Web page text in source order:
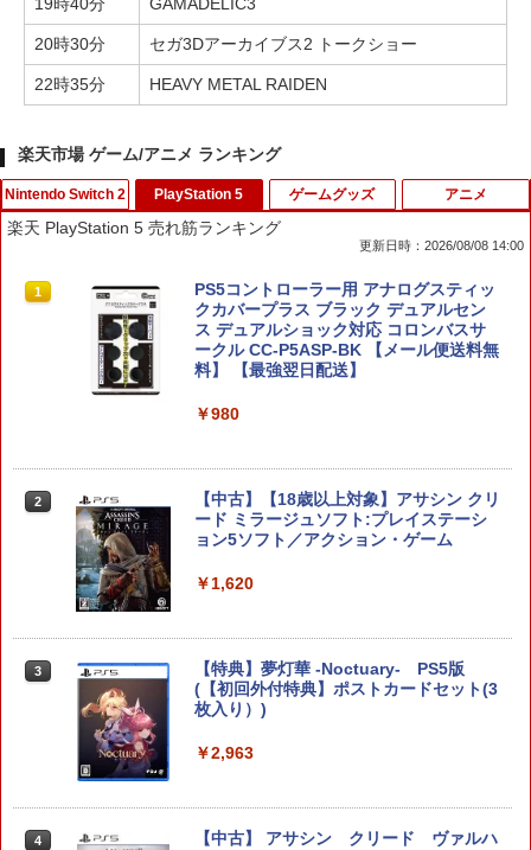
20時30分 セガ3Dアーカイブス2 トークショー
22時35分 HEAVY METAL RAIDEN
楽天市場 ゲーム/アニメ ランキング
Nintendo Switch 2
1
ドラゴンクエストXI 過ぎ去りし時を求
めて S Switch2版
￥4,930
￥5,920
￥6,001
ズ Nintendo Switch 2 Edition(ニンテン
ドースイッチ2エディション) ネオス(202
PlayStation 5
楽天 PlayStation 5 売れ筋ランキング
更新日時：2026/08/08 14:00
1
PS5コントローラー用 アナログスティッ
クカバープラス ブラック デュアルセン
ス デュアルショック対応 コロンバスサ
ークル CC-P5ASP-BK 【メール便送料無
料】 【最強翌日配送】
￥980
2
【中古】【18歳以上対象】アサシン クリ
ード ミラージュソフト:プレイステーシ
ョン5ソフト／アクション・ゲーム
￥1,620
3
【特典】夢灯華 -Noctuary- PS5版
(【初回外付特典】ポストカードセット(3
枚入り）)
￥2,963
4
【中古】 アサシン クリード ヴァルハ
ゲームグッズ アニメ